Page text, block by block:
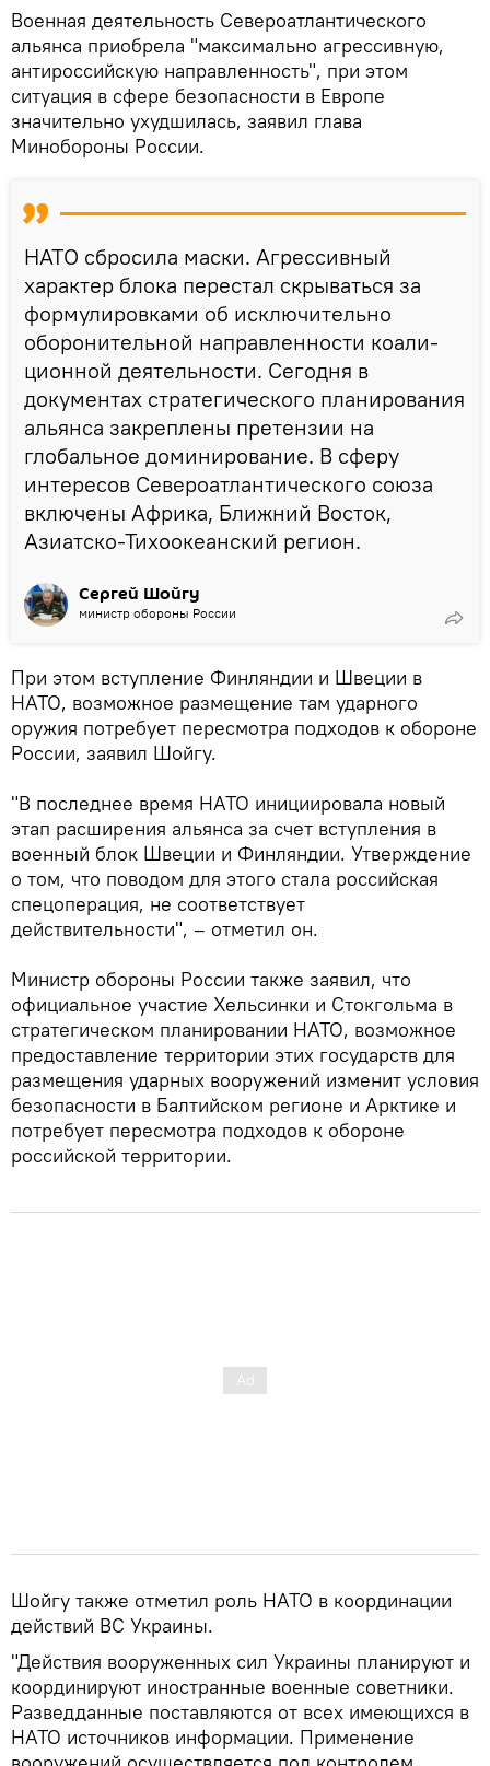
Военная деятельность Североатлантического
альянса приобрела "максимально агрессивную,
антироссийскую направленность", при этом
ситуация в сфере безопасности в Европе
значительно ухудшилась, заявил глава
Минобороны России.
НАТО сбросила маски. Агрессивный
характер блока перестал скрываться за
формулировками об исключительно
оборонительной направленности коали­
ционной деятельности. Сегодня в
документах стратеги­ческого планирования
альянса закреплены претензии на
глобальное доминирование. В сферу
интересов Североатлантического союза
включены Африка, Ближ­ний Восток,
Азиатско-Тихоокеанский регион.
Сергей Шойгу
министр обороны России
При этом вступление Финляндии и Швеции в
НАТО, возможное размещение там ударного
оружия потребует пересмотра подходов к обороне
России, заявил Шойгу.
"В последнее время НАТО инициировала новый
этап расширения альянса за счет вступления в
военный блок Швеции и Финляндии. Утверждение
о том, что поводом для этого стала российская
спецоперация, не соответствует
действительности", – отметил он.
Министр обороны России также заявил, что
официальное участие Хельсинки и Стокгольма в
стратегическом планировании НАТО, возможное
предоставление территории этих государств для
размещения ударных вооружений изменит условия
безопасности в Балтийском регионе и Арктике и
потребует пересмотра подходов к обороне
российской территории.
Шойгу также отметил роль НАТО в координации
действий ВС Украины.
"Действия вооруженных сил Украины планируют и
координируют иностранные военные советники.
Разведданные поставляются от всех имеющихся в
НАТО источников информации. Применение